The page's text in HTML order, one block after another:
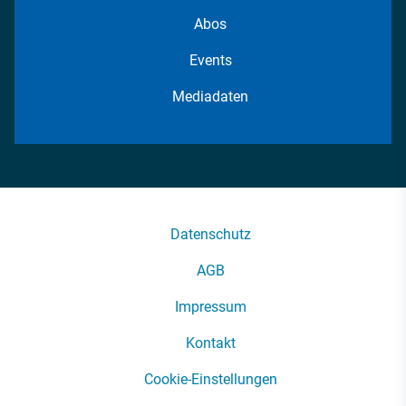
Abos
Events
Mediadaten
Datenschutz
AGB
Impressum
Kontakt
Cookie-Einstellungen